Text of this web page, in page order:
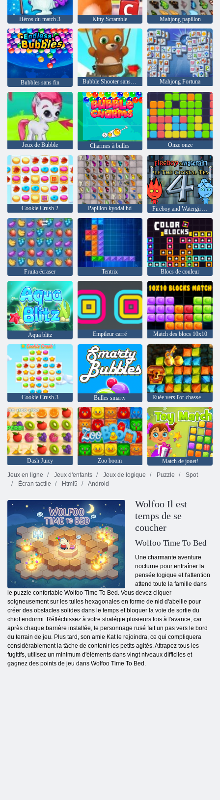
Héros du match 3 Kitty Scramble Mahjong papillon
Bubbles sans fin Bubble Shooter sans fin Mahjong Fortuna
Jeux de Bubble Charmes à bulles Onze onze
Cookie Crush 2 Papillon kyodai hd Fireboy and Watergirl 4: The Crystal Temple
Fruita écraser Tentrix Blocs de couleur
Aqua blitz Empileur carré Match des blocs 10x10
Cookie Crush 3 Bulles smarty Ruée vers l'or chasse au trésor
Dash Juicy Zoo boom
Match de jouet!
Jeux en ligne
Jeux d'enfants Jeux de logique Puzzle
Spot
Écran tactile
Html5 Android
Wolfoo Il est
temps de se
coucher
Wolfoo Time To Bed
Une charmante aventure
nocturne pour entraîner la
pensée logique et l'attention
attend toute la famille dans
le puzzle confortable Wolfoo Time To Bed. Vous devez cliquer
soigneusement sur les tuiles hexagonales en forme de nid d'abeille pour
créer des obstacles solides dans le temps et bloquer la voie de sortie du
chiot endormi. Réfléchissez à votre stratégie plusieurs fois à l'avance, car
après chaque barrière installée, le personnage rusé fait un pas vers le bord
du terrain de jeu. Plus tard, son amie Kat le rejoindra, ce qui compliquera
considérablement la tâche de contenir les petits agités. Attrapez tous les
fugitifs, utilisez un minimum d'éléments dans vingt niveaux difficiles et
gagnez des points de jeu dans Wolfoo Time To Bed.